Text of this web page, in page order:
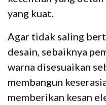
yang kuat.
Agar tidak saling
desain, sebaiknya
warna disesuaikan
membangun
memberikan kesan